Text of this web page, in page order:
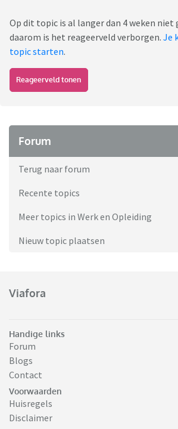
Op dit topic is al langer dan 4 weken niet
daarom is het reageerveld verborgen. Je
topic starten.
Reageerveld tonen
Forum
Terug naar forum
Recente topics
Meer topics in Werk en Opleiding
Nieuw topic plaatsen
Viafora
Handige links
Forum
Blogs
Contact
Voorwaarden
Huisregels
Disclaimer